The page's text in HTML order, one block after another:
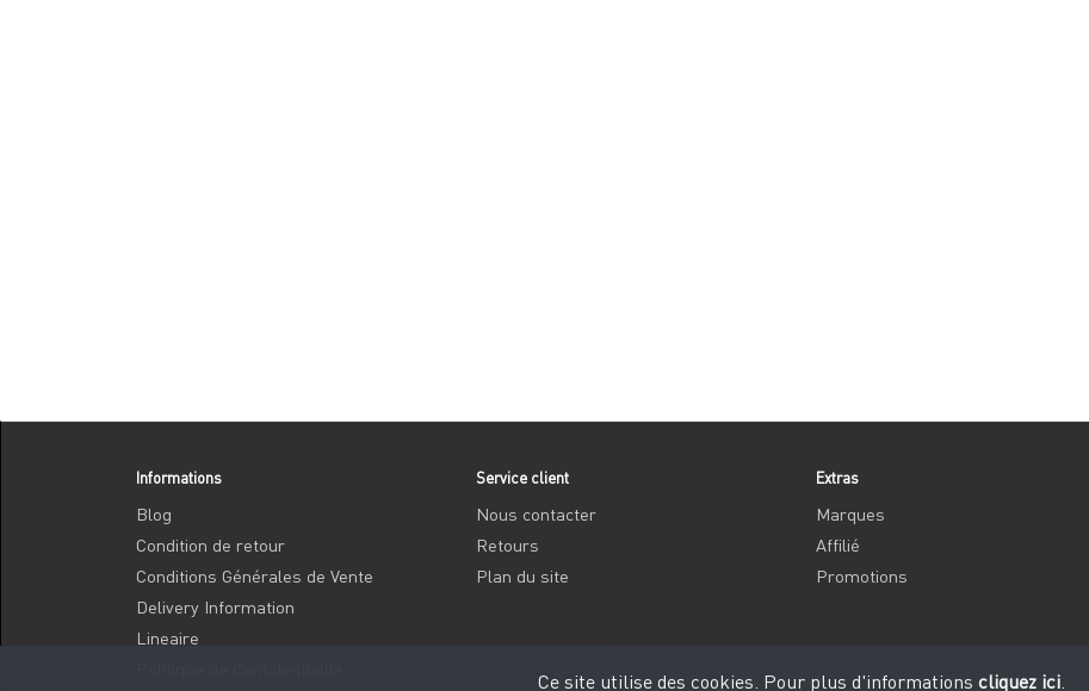
Informations
Blog
Condition de retour
Conditions Générales de Vente
Delivery Information
Lineaire
Service client
Nous contacter
Retours
Plan du site
Extras
Marques
Affilié
Promotions
Ce site utilise des cookies. Pour plus d'informations cliquez ici.